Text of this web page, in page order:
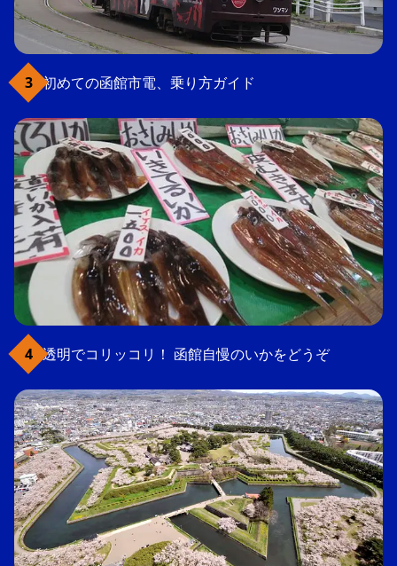
初めての函館市電、乗り方ガイド
透明でコリッコリ！ 函館自慢のいかをどうぞ